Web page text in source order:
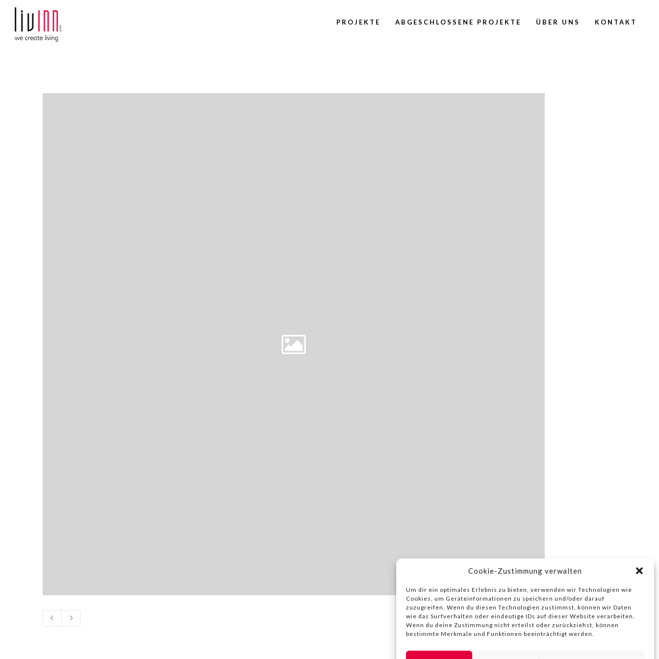
Cookie-Zustimmung verwalten
Um dir ein optimales Erlebnis zu bieten, verwenden wir Technologien wie
Cookies, um Geräteinformationen zu speichern und/oder darauf
zuzugreifen. Wenn du diesen Technologien zustimmst, können wir Daten
wie das Surfverhalten oder eindeutige IDs auf dieser Website verarbeiten.
Wenn du deine Zustimmung nicht erteilst oder zurückziehst, können
bestimmte Merkmale und Funktionen beeinträchtigt werden.
PROJEKTE ABGESCHLOSSENE PROJEKTE ÜBER UNS KONTAKT